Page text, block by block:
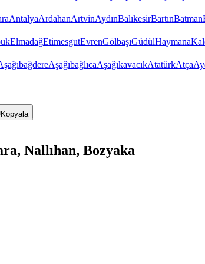
AntalyaArdahanArtvinAydınBalıkesirBartınBatman
ElmadağEtimesgutEvrenGölbaşıGüdülHaymana
AşağıbağlıcaAşağıkavacıkAtatürkAtça
Kopyala
Nallıhan, Bozyaka